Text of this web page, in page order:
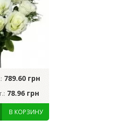
789.60 грн
78.96 грн